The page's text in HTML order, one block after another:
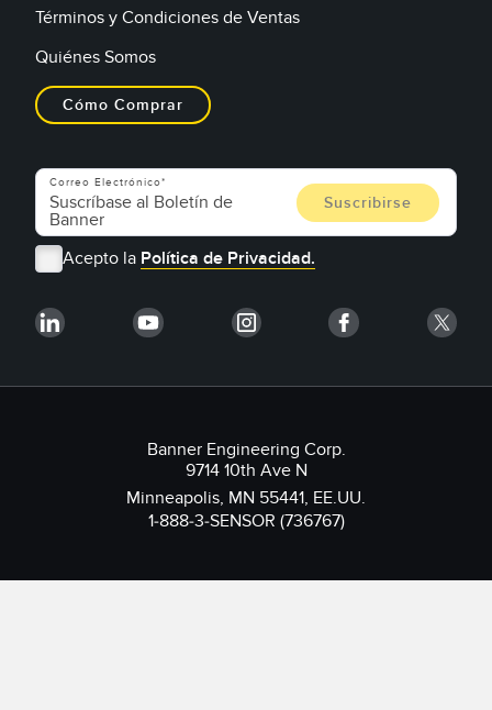
Términos y Condiciones de Ventas
Quiénes Somos
Cómo Comprar
Correo Electrónico
Acepto la Política de Privacidad.
Banner Engineering Corp.
9714 10th Ave N
Minneapolis, MN 55441, EE.UU.
1-888-3-SENSOR (736767)